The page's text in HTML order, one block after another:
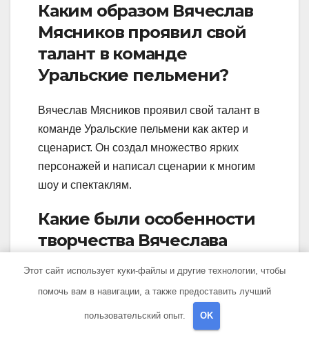
Каким образом Вячеслав
Мясников проявил свой
талант в команде
Уральские пельмени?
Вячеслав Мясников проявил свой талант в
команде Уральские пельмени как актер и
сценарист. Он создал множество ярких
персонажей и написал сценарии к многим
шоу и спектаклям.
Какие были особенности
творчества Вячеслава
Мясникова в команде
Особенностью творчества Вячеслава
Этот сайт использует куки-файлы и другие технологии, чтобы
помочь вам в навигации, а также предоставить лучший
пользовательский опыт. OK